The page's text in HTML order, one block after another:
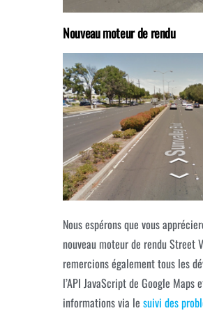
Nouveau moteur de rendu
Nous espérons que vous
nouveau moteur de rendu Street
remercions également tous les
l’API JavaScript de Google
informations via le suivi des